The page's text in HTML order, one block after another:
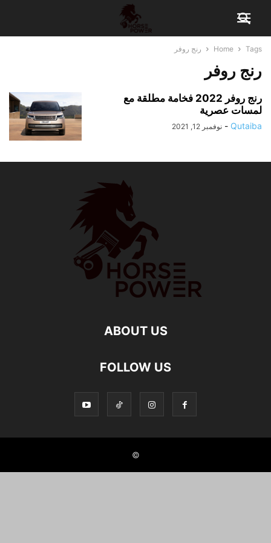
Home Tags رنج روفر
رنج روفر
رنج روفر 2022 فخامة مطلقة مع
لمسات عصرية
Qutaiba
- نوفمبر 12, 2021
ABOUT US
FOLLOW US
©